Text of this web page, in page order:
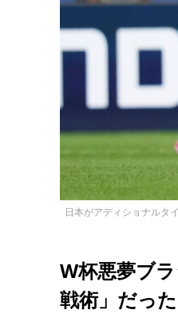
日本がアディショナルタ
W杯悪夢ブ
戦術」だっ